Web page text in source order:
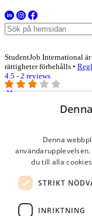
StudentJob International
rättigheter förbehålls •
4.5 - 2 reviews
Logga in som
Lösenord
kom ihåg mig
logga in
Denna
du till alla
STRIKT
INRIKTNING